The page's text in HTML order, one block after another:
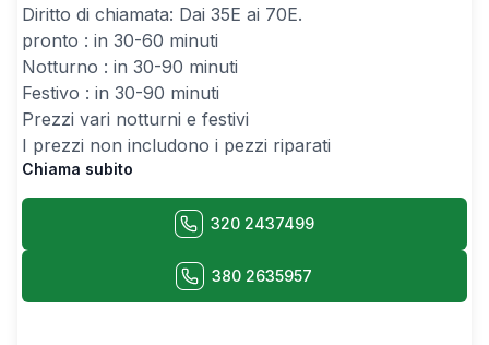
Diritto di chiamata: Dai 35E ai 70E.
pronto : in 30-60 minuti
Notturno : in 30-90 minuti
Festivo : in 30-90 minuti
Prezzi vari notturni e festivi
I prezzi non includono i pezzi riparati
Chiama subito
320 2437499
380 2635957